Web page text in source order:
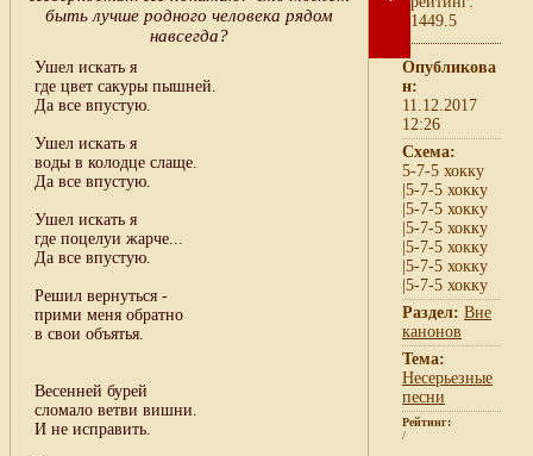
быть лучше родного человека рядом
навсегда?
Ушел искать я
где цвет сакуры пышней.
Да все впустую.
Ушел искать я
воды в колодце слаще.
Да все впустую.
Ушел искать я
где поцелуи жарче...
Да все впустую.
Решил вернуться -
прими меня обратно
в свои объятья.
Весенней бурей
сломало ветви вишни.
И не исправить.
1449.5
Опубликова
н:
11.12.2017
12:26
Схема:
5-7-5 хокку
|5-7-5 хокку
|5-7-5 хокку
|5-7-5 хокку
|5-7-5 хокку
|5-7-5 хокку
|5-7-5 хокку
Раздел: Вне
канонов
Тема:
Несерьезные
песни
Рейтинг:
/